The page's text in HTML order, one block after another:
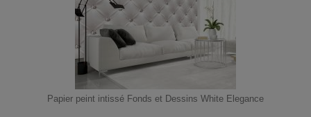
Papier peint intissé Fonds et Dessins White Elegance